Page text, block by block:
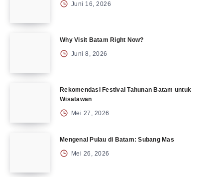
Juni 16, 2026
Why Visit Batam Right Now?
Juni 8, 2026
Rekomendasi Festival Tahunan Batam untuk
Wisatawan
Mei 27, 2026
Mengenal Pulau di Batam: Subang Mas
Mei 26, 2026